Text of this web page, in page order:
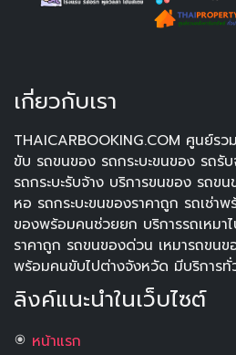
เกี่ยวกับเรา
THAICARBOOKING.COM ศูนย์รว
ขับ รถขนของ รถกระบะขนของ รถรั
รถกระบะรับจ้าง บริการขนของ รถข
หอ รถกระบะขนของราคาถูก รถเช่า
ของพร้อมคนช่วยยก บริการรถเหมา
ราคาถูก รถขนของด่วน เหมารถขนข
พร้อมคนขับไปต่างจังหวัด มีบริการทั่
ลิงค์แนะนำในเว็บไซต์
หน้าแรก